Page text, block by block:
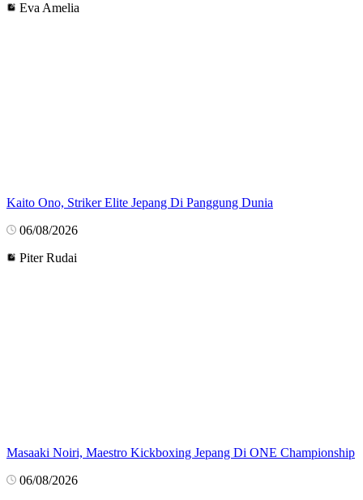
Eva Amelia
Kaito Ono, Striker Elite Jepang Di Panggung Dunia
06/08/2026
Piter Rudai
Masaaki Noiri, Maestro Kickboxing Jepang Di ONE Championship
06/08/2026